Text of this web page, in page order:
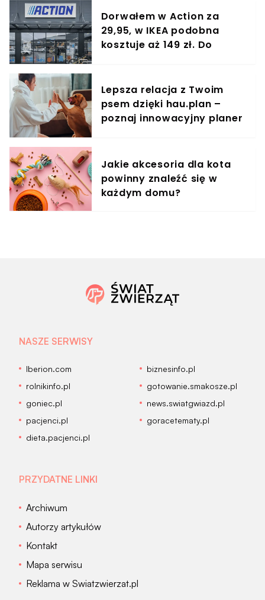
Dorwałem w Action za
29,95, w IKEA podobna
kosztuje aż 149 zł. Do
Lepsza relacja z Twoim
psem dzięki hau.plan –
poznaj innowacyjny planer
Jakie akcesoria dla kota
powinny znaleźć się w
każdym domu?
NASZE SERWISY
Iberion.com
biznesinfo.pl
rolnikinfo.pl
gotowanie.smakosze.pl
goniec.pl
news.swiatgwiazd.pl
pacjenci.pl
goracetematy.pl
dieta.pacjenci.pl
PRZYDATNE LINKI
Archiwum
Autorzy artykułów
Kontakt
Mapa serwisu
Reklama w Swiatzwierzat.pl